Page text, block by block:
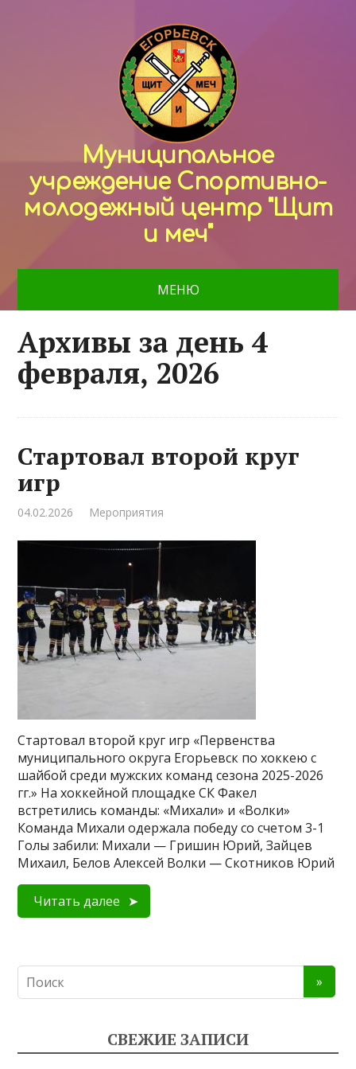
Муниципальное
учреждение Спортивно-
молодежный центр "Щит
и меч"
МЕНЮ
Архивы за день 4
февраля, 2026
Стартовал второй круг
игр
04.02.2026 Мероприятия
Стартовал второй круг игр «Первенства
муниципального округа Егорьевск по хоккею с
шайбой среди мужских команд сезона 2025-2026
гг.» На хоккейной площадке СК Факел
встретились команды: «Михали» и «Волки»
Команда Михали одержала победу со счетом 3-1
Голы забили: Михали — Гришин Юрий, Зайцев
Михаил, Белов Алексей Волки — Скотников Юрий
Читать далее
СВЕЖИЕ ЗАПИСИ